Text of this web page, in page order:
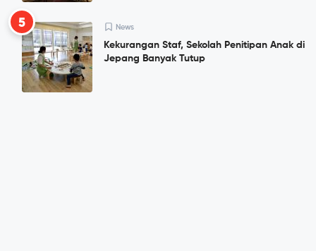
5 News
Kekurangan Staf, Sekolah Penitipan Anak di
Jepang Banyak Tutup